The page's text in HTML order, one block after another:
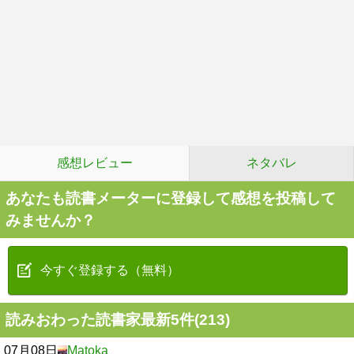
感想レビュー ネタバレ
あなたも読書メーターに登録して感想を投稿して
みませんか？
今すぐ登録する（無料）
読みおわった読書家最新5件(213)
07月08日 Matoka